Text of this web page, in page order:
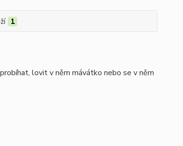
1
lovit v něm mávátko nebo se v něm